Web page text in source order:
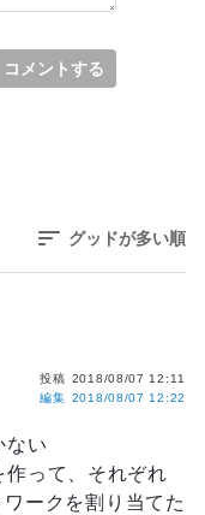
コメントする
グッドが多い順
ない
って、それぞれ
ークを割り当てた
投稿 2018/08/07 12:11
編集 2018/08/07 12:22